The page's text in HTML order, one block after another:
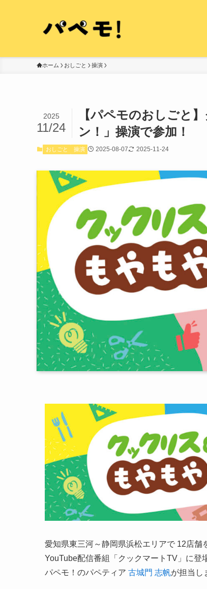
ホーム おしごと 操演
【パペモのおしごと
ン！」操演で参加！
2025
11/24
おしごと 操演 2025-08-07 2025-11-24
愛知県東三河～静岡県浜松エリアで 12店
YouTube配信番組「クックマートTV」に登
パペモ！のパペティア 古城門 志帆が担当し